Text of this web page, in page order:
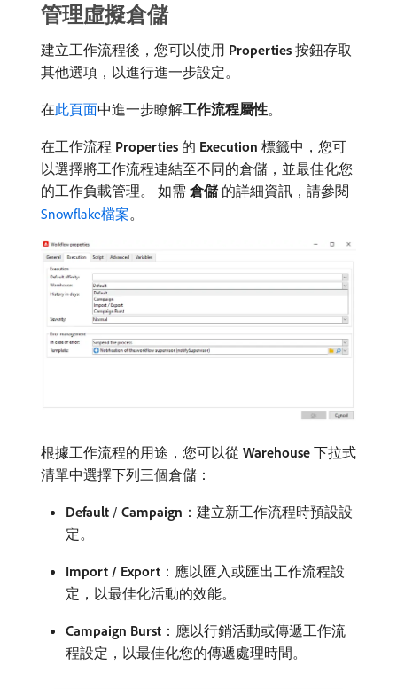
管理虛擬倉儲
建立工作流程後，您可以使用​ Properties ​按鈕存取
其他選項，以進行進一步設定。
在此頁面中進一步瞭解​工作流程屬性。
在工作流程​ Properties ​的​ Execution ​標籤中，您可
以選擇將工作流程連結至不同的倉儲，並最佳化您
的工作負載管理。 如需​ 倉儲​的詳細資訊，請參閱
Snowflake檔案。
根據工作流程的用途，您可以從​ Warehouse ​下拉式
清單中選擇下列三個倉儲：
Default / Campaign ：建立新工作流程時預設設
定。
Import / Export ：應以匯入或匯出工作流程設
定，以最佳化活動的效能。
Campaign Burst ：應以行銷活動或傳遞工作流
程設定，以最佳化您的傳遞處理時間。